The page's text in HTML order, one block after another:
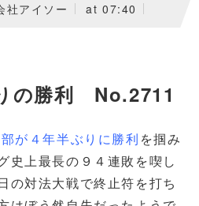
社アイソー at 07:40
の勝利 No.2711
が４年半ぶりに勝利 を掴み
史上最長の９４連敗を喫し
の対法大戦で終止符を打ち